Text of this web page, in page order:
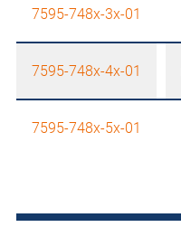
7595-748x-3x-01
7595-748x-4x-01
7595-748x-5x-01